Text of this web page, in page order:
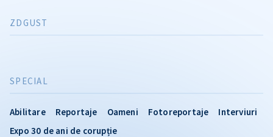
SPECIAL
Abilitare Reportaje Oameni Fotoreportaje
Interviuri
Expo 30 de ani de corupție
ZDGUST